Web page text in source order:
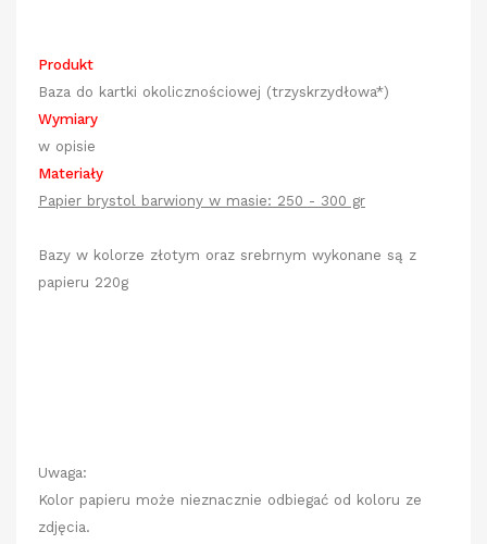
Produkt
Baza do kartki okolicznościowej (trzyskrzydłowa*)
Wymiary
w opisie
Materiały
Papier brystol barwiony w masie: 250 - 300 gr
Bazy w kolorze złotym oraz srebrnym wykonane są z
papieru 220g
Uwaga:
Kolor papieru może nieznacznie odbiegać od koloru ze
zdjęcia.